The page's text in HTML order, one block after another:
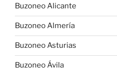
Buzoneo Alicante
Buzoneo Almería
Buzoneo Asturias
Buzoneo Ávila